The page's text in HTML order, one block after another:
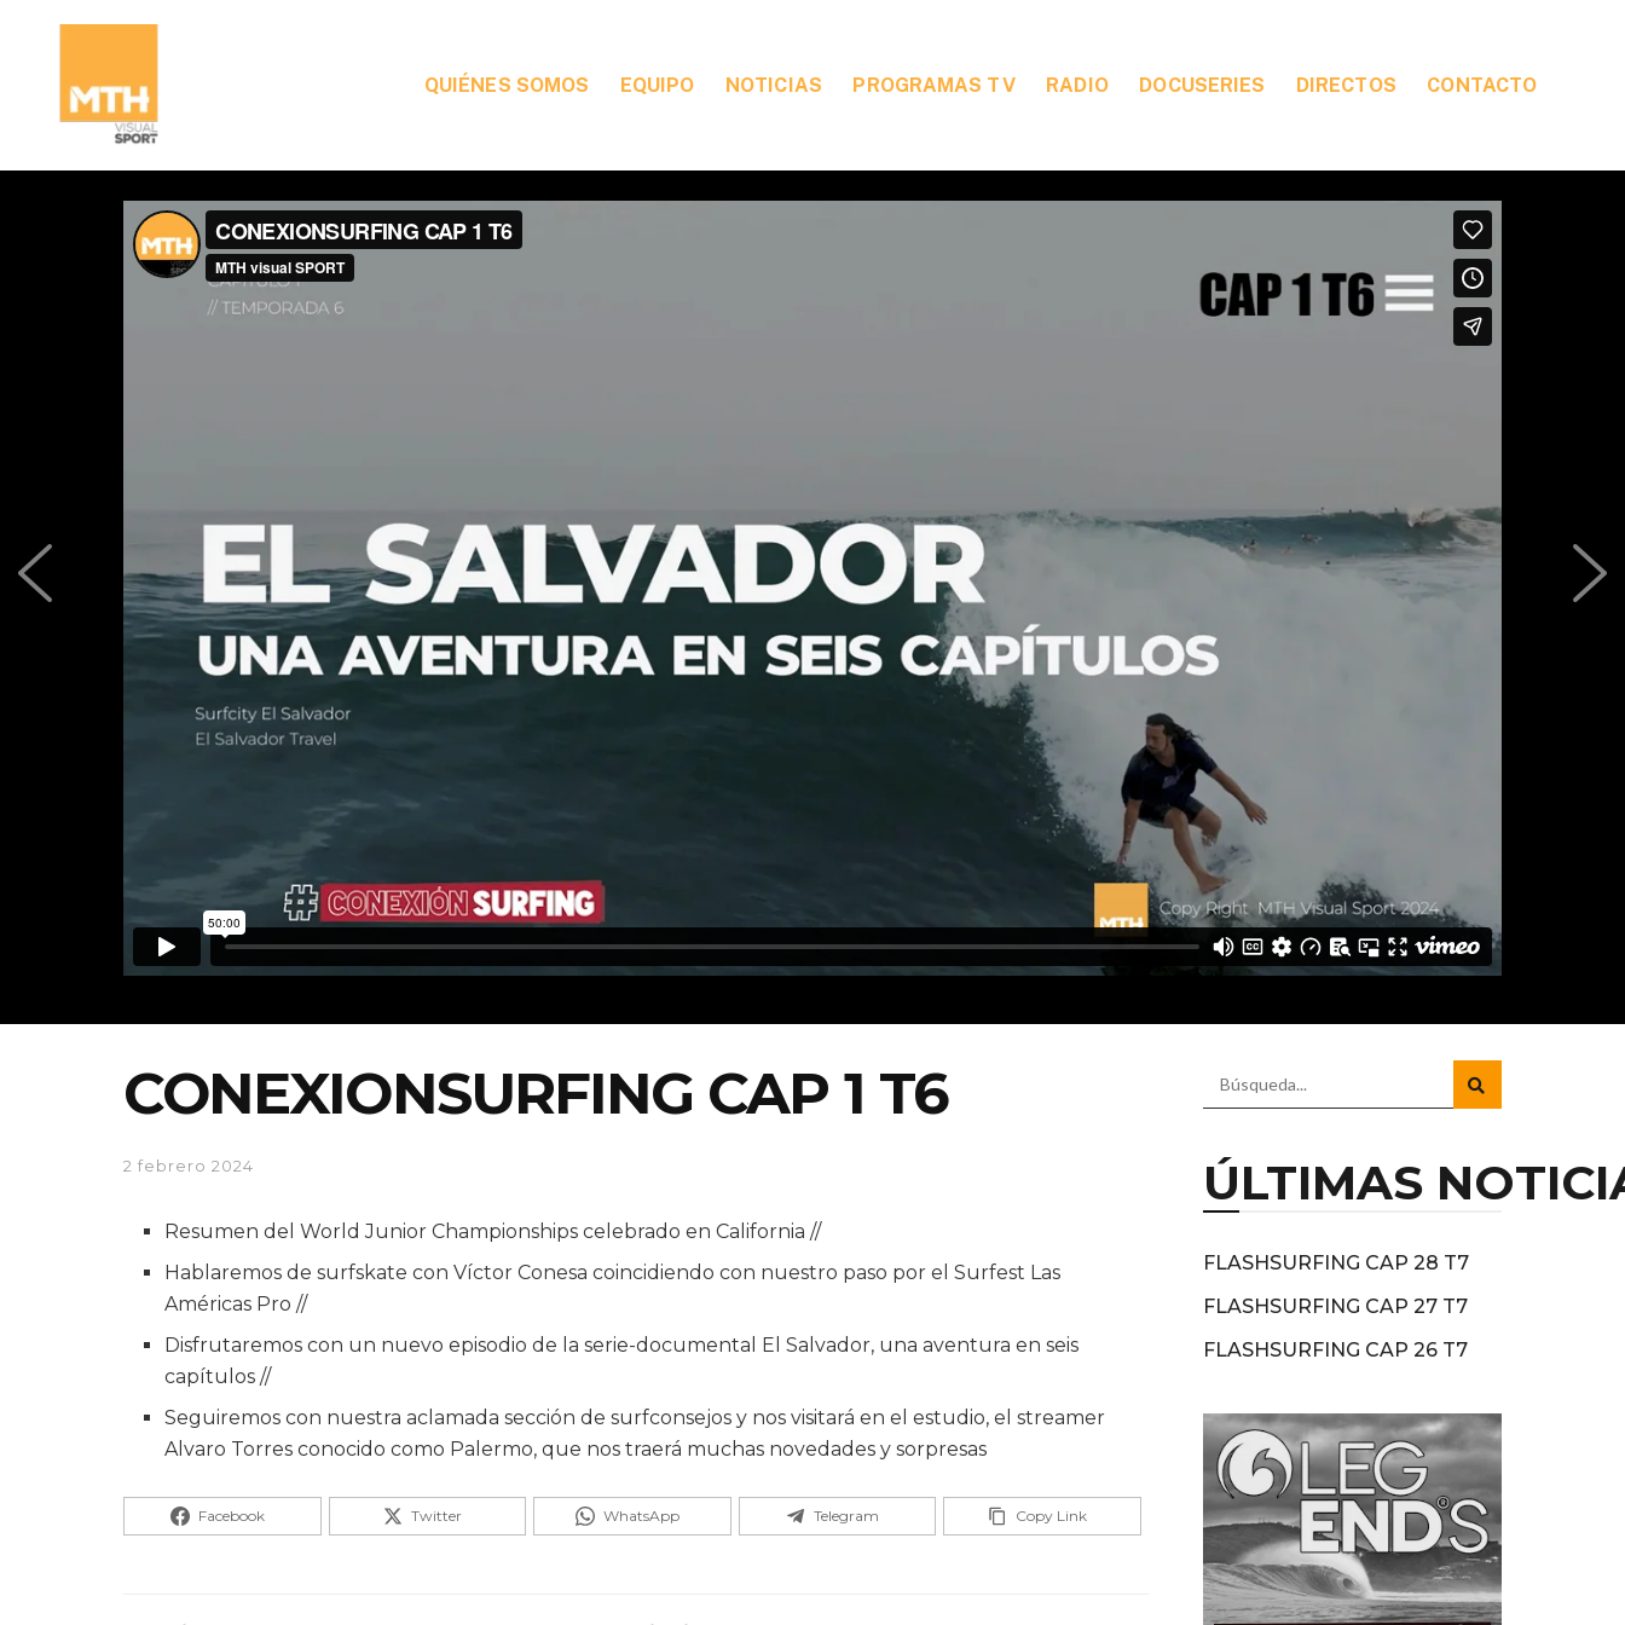
QUIÉNES SOMOS EQUIPO NOTICIAS PROGRAMAS TV RADIO DOCUSERIES DIRECTOS CONTACTO
CONEXIONSURFING CAP 1 T6
2 febrero 2024
Resumen del World Junior Championships celebrado en California //
Hablaremos de surfskate con Víctor Conesa coincidiendo con nuestro paso por el Surfest Las
Américas Pro //
Disfrutaremos con un nuevo episodio de la serie-documental El Salvador, una aventura en seis
capítulos //
Seguiremos con nuestra aclamada sección de surfconsejos y nos visitará en el estudio, el streamer
Alvaro Torres conocido como Palermo, que nos traerá muchas novedades y sorpresas
Facebook Twitter WhatsApp Telegram Copy Link
ÚLTIMAS
FLASHSURFING CAP 28 T7
FLASHSURFING CAP 27 T7
FLASHSURFING CAP 26 T7